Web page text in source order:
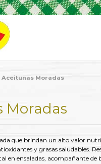
Aceitunas Moradas
Moradas
que brindan un alto valor
y grasas saludables.
en ensaladas, acompañante de